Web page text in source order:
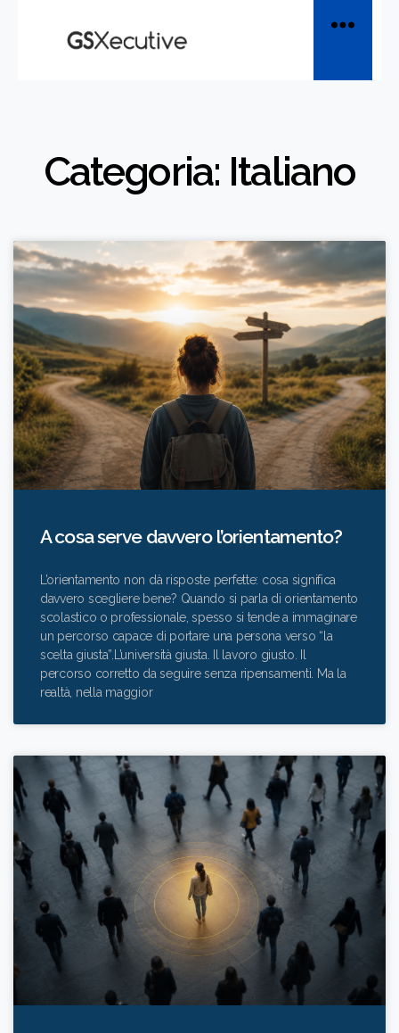
Categoria: Italiano
A cosa serve davvero l’orientamento?
L’orientamento non dà risposte perfette: cosa significa
davvero scegliere bene? Quando si parla di orientamento
scolastico o professionale, spesso si tende a immaginare
un percorso capace di portare una persona verso “la
scelta giusta”.L’università giusta. Il lavoro giusto. Il
percorso corretto da seguire senza ripensamenti. Ma la
realtà, nella maggior